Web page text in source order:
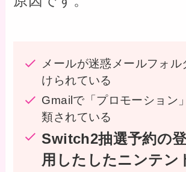
メールが迷惑メールフォル
けられている
Gmailで「プロモーション
類されている
Switch2抽選予約の
用したしたニンテン